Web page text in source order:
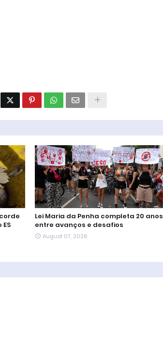
Lei Maria da Penha completa 20 anos
entre avanços e desafios
August 07, 2026